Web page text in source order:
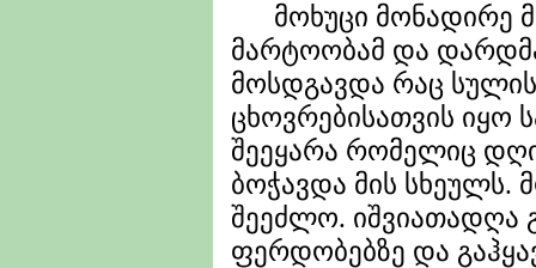
მოხუცი მონადირე
მარტოობამ და
მოსდგავდა რაც
ცხოვრებისათვის იყო
შეეყარა რომელიც
ბოჭავდა მის სხეულს.
შეეძლო.
ფერდობებზე და